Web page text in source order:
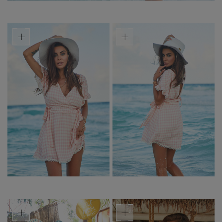
+ +
+ +